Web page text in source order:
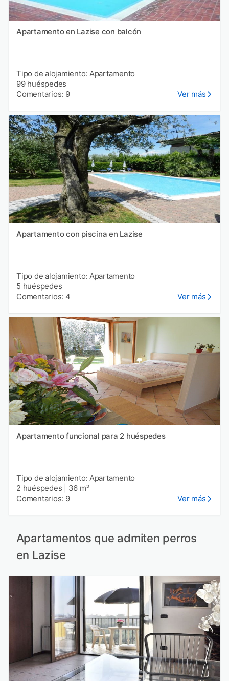
Apartamento en Lazise con balcón
Tipo de alojamiento: Apartamento
99 huéspedes
Comentarios: 9
Ver más
Apartamento con piscina en Lazise
Tipo de alojamiento: Apartamento
5 huéspedes
Comentarios: 4
Ver más
Apartamento funcional para 2 huéspedes
Tipo de alojamiento: Apartamento
2 huéspedes
36 m²
Comentarios: 9
Ver más
Apartamentos que admiten perros
en Lazise